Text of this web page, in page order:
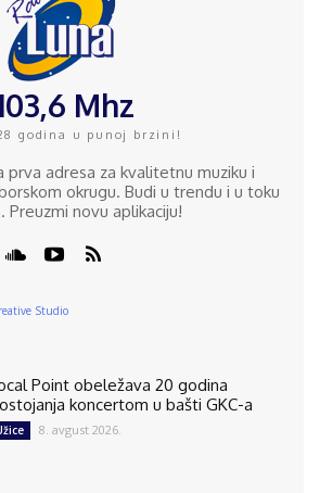
Mhz
godina u punoj brzini!
prva adresa za kvalitetnu muziku i
okrugu. Budi u trendu i u toku
Preuzmi novu aplikaciju!
Studio
Point obeležava 20 godina
koncertom u bašti GKC-a
8. avgust 2026.